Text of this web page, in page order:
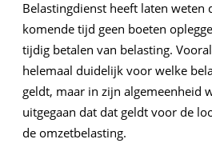
Belastingdienst heeft laten weten
komende tijd geen boeten
tijdig betalen van belasting.
helemaal duidelijk voor welke
geldt, maar in zijn algemeenheid
uitgegaan dat dat geldt voor de
de omzetbelasting.